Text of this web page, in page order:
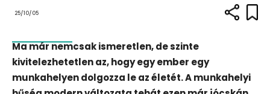
25/10/05
Ma már nemcsak ismeretlen, de szinte
kivitelezhetetlen az, hogy egy ember egy
munkahelyen dolgozza le az életét. A munkahelyi